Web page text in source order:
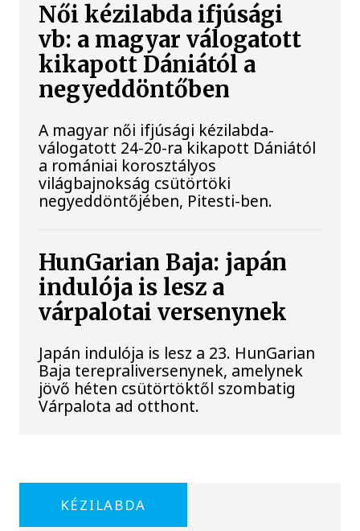
Női kézilabda ifjúsági
vb: a magyar válogatott
kikapott Dániától a
negyeddöntőben
A magyar női ifjúsági kézilabda-
válogatott 24-20-ra kikapott Dániától
a romániai korosztályos
világbajnokság csütörtöki
negyeddöntőjében, Pitesti-ben.
HunGarian Baja: japán
indulója is lesz a
várpalotai versenynek
Japán indulója is lesz a 23. HunGarian
Baja terepraliversenynek, amelynek
jövő héten csütörtöktől szombatig
Várpalota ad otthont.
KÉZILABDA